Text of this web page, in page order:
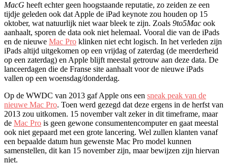
MacG heeft echter geen hoogstaande reputatie, zo zeiden ze een
tijdje geleden ook dat Apple de iPad keynote zou houden op 15
oktober, wat natuurlijk niet waar bleek te zijn. Zoals 9to5Mac ook
aanhaalt, sporen de data ook niet helemaal. Vooral die van de iPads
en de nieuwe Mac Pro klinken niet echt logisch. In het verleden zijn
iPads altijd uitgekomen op een vrijdag of zaterdag (de meerderheid
op een zaterdag) en Apple blijft meestal getrouw aan deze data. De
lanceerdagen die de Franse site aanhaalt voor de nieuwe iPads
vallen op een woensdag/donderdag.
Op de WWDC van 2013 gaf Apple ons een sneak peak van de
nieuwe Mac Pro. Toen werd gezegd dat deze ergens in de herfst van
2013 zou uitkomen. 15 november valt zeker in dit timeframe, maar
de Mac Pro is geen gewone consumentencomputer en gaat meestal
ook niet gepaard met een grote lancering. Wel zullen klanten vanaf
een bepaalde datum hun gewenste Mac Pro model kunnen
samenstellen, dit kan 15 november zijn, maar bewijzen zijn hiervan
niet.